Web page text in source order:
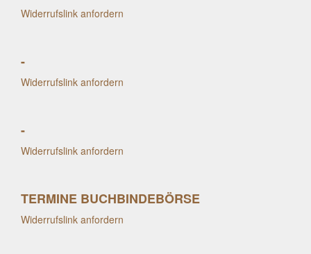
Widerrufslink anfordern
-
Widerrufslink anfordern
-
Widerrufslink anfordern
TERMINE BUCHBINDEBÖRSE
Widerrufslink anfordern